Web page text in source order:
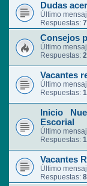
Dudas
Último
Respuestas: 7
Consejos
Último
Respuestas:
Vacantes
Último
Respuestas:
Inicio
Escorial
Último
Respuestas:
Vacantes
Último
Respuestas: 8